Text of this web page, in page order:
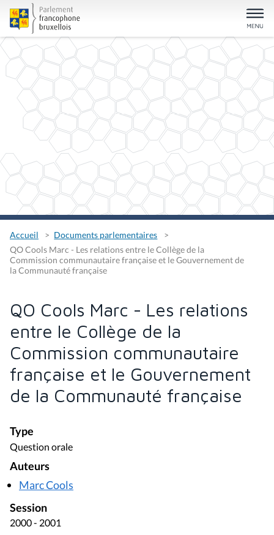
Accueil
Documents parlementaires
QO Cools Marc - Les relations entre le Collège de la
Commission communautaire française et le Gouvernement de
la Communauté française
QO Cools Marc - Les relations
entre le Collège de la
Commission communautaire
française et le Gouvernement
de la Communauté française
Type
Question orale
Auteurs
Marc Cools
Session
2000 - 2001